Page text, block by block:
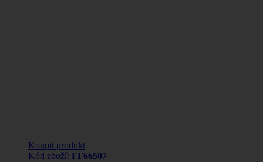
Koupit produkt
Kód zboží: FF66507